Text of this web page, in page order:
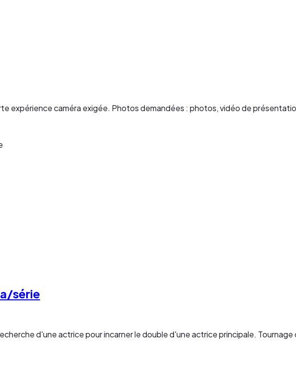
expérience caméra exigée. Photos demandées : photos, vidéo de
série
d'une actrice pour incarner le double d'une actrice principale.